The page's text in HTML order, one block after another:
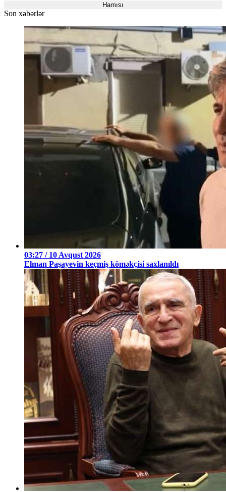
Hamısı
Son xəbərlər
03:27 / 10 Avqust 2026
Elman Paşayevin keçmiş köməkçisi saxlanıldı